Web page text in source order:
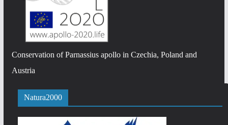
Conservation of Parnassius apollo in Czechia, Poland and
Austria
Natura2000